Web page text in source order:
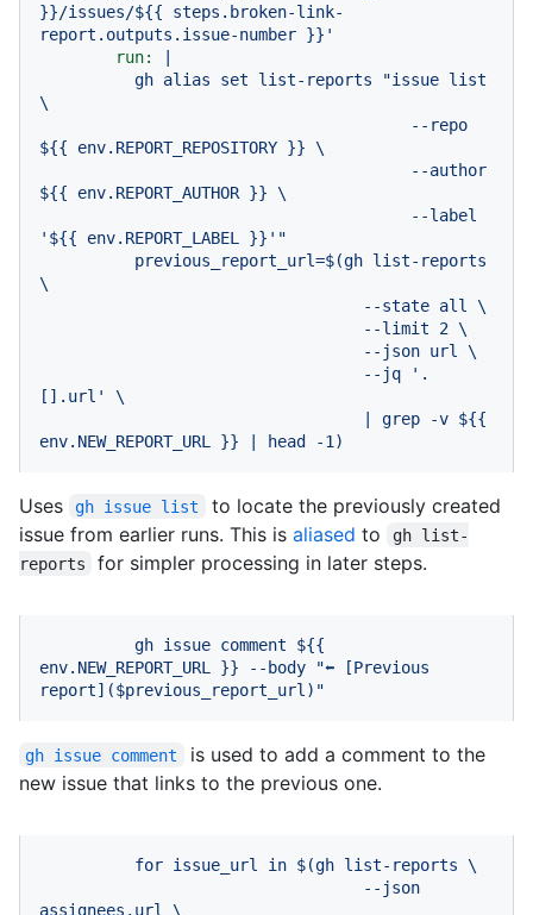
}}/issues/${{ steps.broken-link-
report.outputs.issue-number }} '
run:
\
${{ env.REPORT_REPOSITORY }} \
${{ env.REPORT_AUTHOR }} \
'${{ env.REPORT_LABEL }}'"
\
[].url' \
env.NEW_REPORT_URL }} | head -1)
Uses gh issue list
to locate the previously created
issue from earlier runs. This is aliased to
gh list-
reports
for simpler processing in later steps.
gh issue comment
${{
env.NEW_REPORT_URL
}} --body
"⬅️ [Previous
report]($previous_report_url)"
gh issue comment
is used to add a comment to the
new issue that links to the previous one.
for issue_url in $(gh list-reports \
--json
assignees,url
\